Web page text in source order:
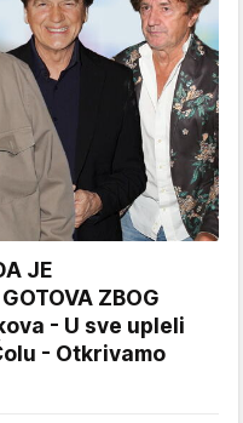
JE
ZBOG
- U sve upleli
- Otkrivamo